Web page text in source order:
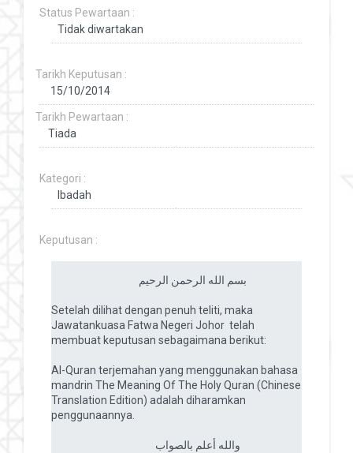
Status Pewartaan :
Tarikh Keputusan :
Tarikh Pewartaan :
Kategori :
Keputusan :